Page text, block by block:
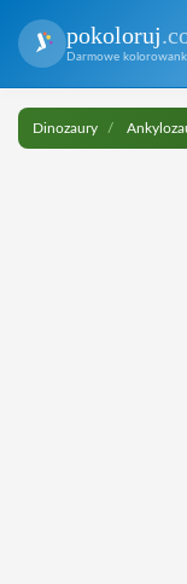
pokoloruj
Darmowe
Dinozaury